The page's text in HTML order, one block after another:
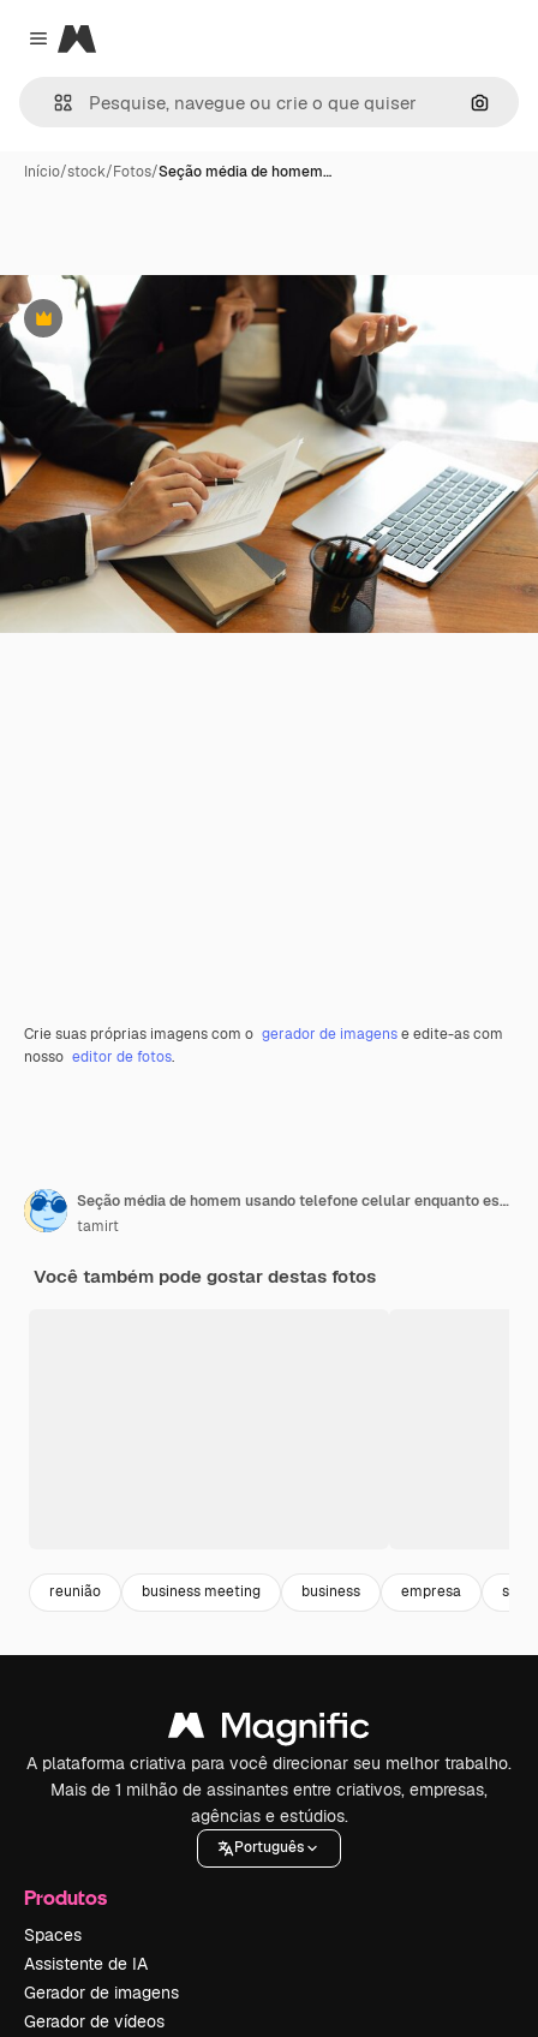
Close menu
Magnific
Início/stock/Fotos/Seção média de homem…
Premium
Crie suas próprias imagens com o gerador de imagense edite-as com
nosso editor de fotos.
Seção média de homem usando telefone celular enquanto está sentado na mesa
tamirt
Você também pode gostar destas fotos
reunião business meeting business empresa
A plataforma criativa para você direcionar seu melhor trabalho.
Mais de 1 milhão de assinantes entre criativos, empresas,
agências e estúdios.
Português
Produtos
Spaces
Assistente de IA
Gerador de imagens
Gerador de vídeos